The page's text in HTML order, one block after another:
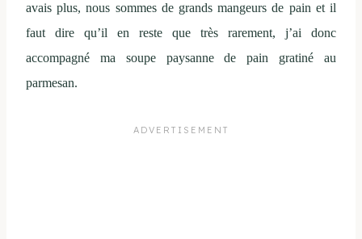
avais plus, nous sommes de grands mangeurs de pain et il
faut dire qu’il en reste que très rarement, j’ai donc
accompagné ma soupe paysanne de pain gratiné au
parmesan.